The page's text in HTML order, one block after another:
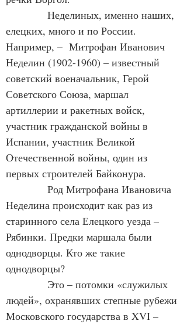
Неделиных, именно наших,
елецких, много и по России.
Например, –  Митрофан Иванович
Неделин (1902-1960) – известный
советский военачальник, Герой
Советского Союза, маршал
артиллерии и ракетных войск,
участник гражданской войны в
Испании, участник Великой
Отечественной войны, один из
первых строителей Байконура.
Род Митрофана Ивановича
Неделина происходит как раз из
старинного села Елецкого уезда –
Рябинки. Предки маршала были
однодворцы. Кто же такие
однодворцы?
Это – потомки «служилых
людей», охранявших степные рубежи
Московского государства в XVI –